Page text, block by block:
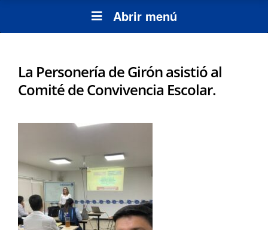
Abrir menú
La Personería de Girón asistió al
Comité de Convivencia Escolar.